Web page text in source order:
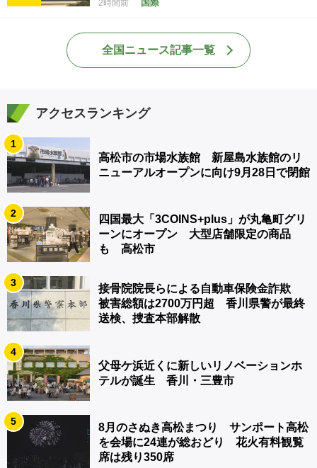
2時間前 国際
全国ニュース記事一覧
アクセスランキング
1
高松市の市場水族館 新屋島水族館のリ
ニューアルオープンに向け9月28日で閉館
2
四国最大「3COINS+plus」が丸亀町グリ
ーンにオープン 大型店舗限定の商品
も 高松市
3
接骨院院長らによる自動車保険金詐欺
被害総額は2700万円超 香川県警が最終
送検、捜査本部解散
4
父母ケ浜近くに新しいリノベーションホ
テルが誕生 香川・三豊市
5
8月のさぬき高松まつり サンポート高松
を会場に24連が総おどり 花火有料観覧
席は残り350席